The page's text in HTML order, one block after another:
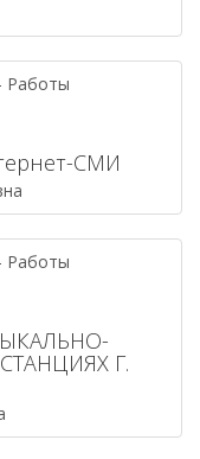
Работы
СМИ
Работы
Г.